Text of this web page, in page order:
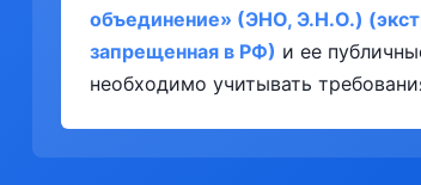
объединение» (ЭНО, Э.Н.О.)
запрещенная в РФ) и ее
необходимо учитывать